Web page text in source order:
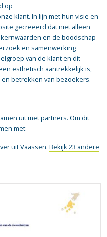
op
klant. In lijn met hun visie en
gecreëerd dat niet alleen
en de boodschap
en samenwerking
van de klant en dit
esthetisch aantrekkelijk is,
betrekken van bezoekers.
uit met partners. Om dit
met:
uit Vaassen. Bekijk 23 andere